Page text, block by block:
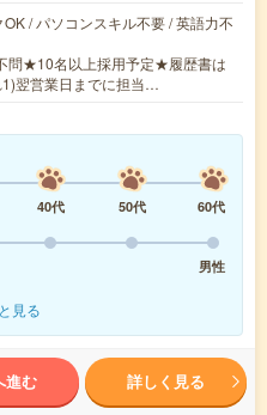
/ パソコンスキル不要 / 英語力不
問★10名以上採用予定★履歴書は
翌営業日までに担当…
40代 50代
60代
男性
見る
進む 詳しく見る